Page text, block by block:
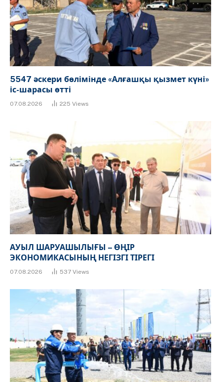
5547 әскери бөлімінде «Алғашқы қызмет күні»
іс-шарасы өтті
07.08.2026 225 Views
АУЫЛ ШАРУАШЫЛЫҒЫ – ӨҢІР
ЭКОНОМИКАСЫНЫҢ НЕГІЗГІ ТІРЕГІ
07.08.2026 537 Views